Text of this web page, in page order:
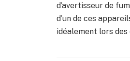
d’avertisseur de
d’un de ces
idéalement lors des